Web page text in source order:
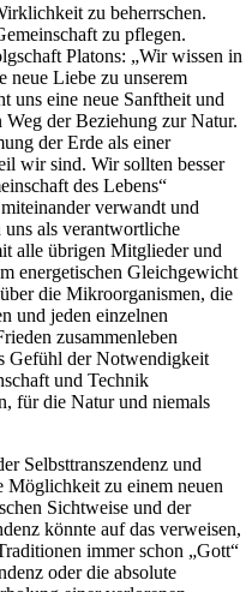
zu beherrschen.
zu pflegen.
Platons: „Wir wissen in
neue Liebe zu unserem
uns eine neue Sanftheit und
der Beziehung zur Natur.
der Erde als einer
wir sind. Wir sollten besser
des Lebens“
verwandt und
als verantwortliche
alle übrigen Mitglieder und
energetischen Gleichgewicht
die Mikroorganismen, die
und jeden einzelnen
zusammenleben
Gefühl der Notwendigkeit
und Technik
für die Natur und niemals
Selbsttranszendenz und
zu einem neuen
Sichtweise und der
könnte auf das verweisen,
immer schon „Gott“
oder die absolute